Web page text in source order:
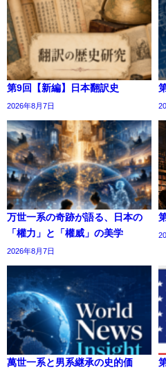
第9回【新編】日本翻訳史
2026年8月7日
万世一系の奇跡が語る、日本の
「權力」と「權威」の美学
2026年8月7日
萬世一系と男系継承の史的価